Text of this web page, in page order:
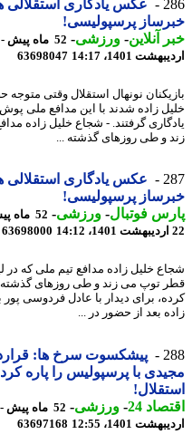
عکس یادگاری استقلالی ها
پرسپولیسی!
آنلاین-ورزشی-
1401، 14:17
63698047
نونهال استقلال وقتی متوجه
زاده شدند با این مدافع ملی پوش
گرفتند. - شجاع خلیل زاده مدافع
و طی روزهای گذشته ...
عکس یادگاری استقلالی ها
پرسپولیسی!
فوتبال-ورزشی-
52 ماه پیش
63698000
خلیل زاده مدافع تیم ملی که در لیگ
توپ می زند و طی روزهای گذشته به
برای دیدار با عادل فردوسی پور
بعد از حضور در ...
پیشکسوت سرخ ها: قرارداد
با پرسپولیس را پاره کردم،
24
-ورزشی-
1401، 12:55
63697168